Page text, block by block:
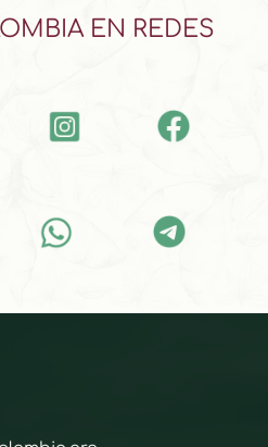
EN REDES